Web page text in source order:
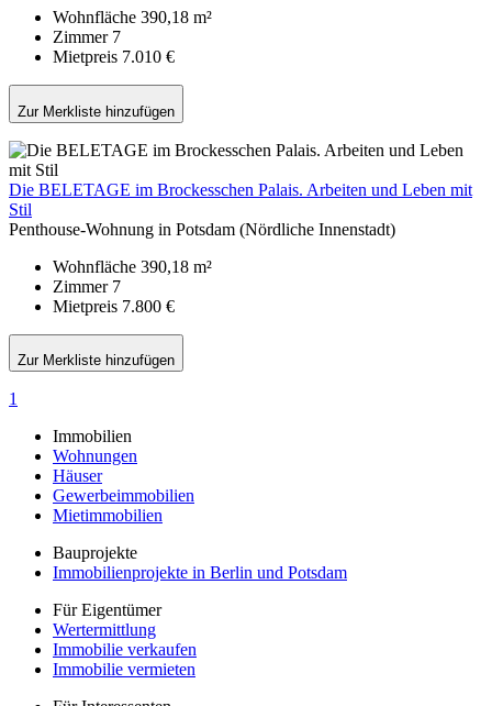
Wohnfläche 390,18 m²
Zimmer 7
Mietpreis 7.010 €
Zur Merkliste hinzufügen
Die BELETAGE im Brockesschen Palais. Arbeiten und Leben mit
Stil
Penthouse-Wohnung in Potsdam (Nördliche Innenstadt)
Wohnfläche 390,18 m²
Zimmer 7
Mietpreis 7.800 €
Zur Merkliste hinzufügen
1
Immobilien
Wohnungen
Häuser
Gewerbeimmobilien
Mietimmobilien
Bauprojekte
Immobilienprojekte in Berlin und Potsdam
Für Eigentümer
Wertermittlung
Immobilie verkaufen
Immobilie vermieten